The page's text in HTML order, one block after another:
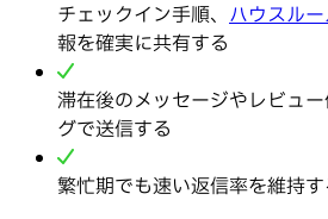
チェックイン手順、 ハウスル
報を確実に共有する
滞在後のメッセージやレビュ
グで送信する
繁忙期でも速い返信率を維持す